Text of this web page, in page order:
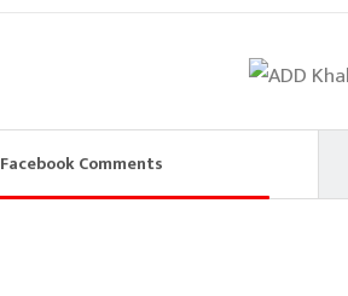
Facebook Comments